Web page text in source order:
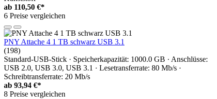
ab 110,50 €*
6 Preise vergleichen
PNY Attache 4 1 TB schwarz USB 3.1
(198)
Standard-USB-Stick · Speicherkapazität: 1000.0 GB · Anschlüsse:
USB 2.0, USB 3.0, USB 3.1 · Lesetransferrate: 80 Mb/s ·
Schreibtransferrate: 20 Mb/s
ab 93,94 €*
8 Preise vergleichen